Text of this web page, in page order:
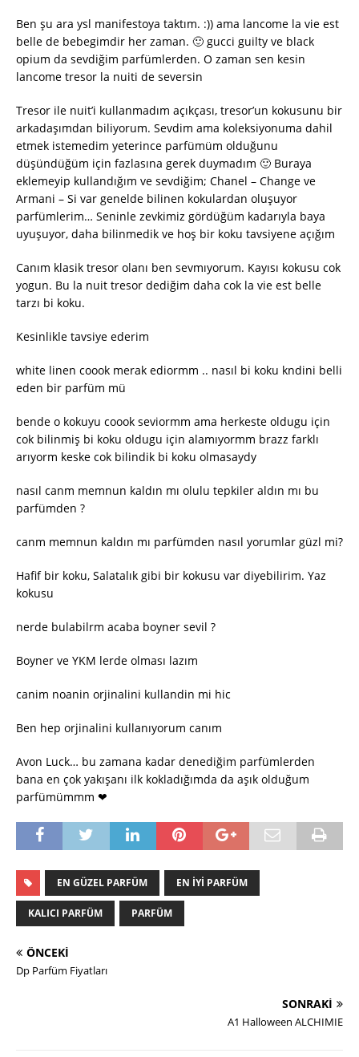
Ben şu ara ysl manifestoya taktım. :)) ama lancome la vie est
belle de bebegimdir her zaman. 🙂 gucci guilty ve black
opium da sevdiğim parfümlerden. O zaman sen kesin
lancome tresor la nuiti de seversin
Tresor ile nuit’i kullanmadım açıkçası, tresor’un kokusunu bir
arkadaşımdan biliyorum. Sevdim ama koleksiyonuma dahil
etmek istemedim yeterince parfümüm olduğunu
düşündüğüm için fazlasına gerek duymadım 🙂 Buraya
eklemeyip kullandığım ve sevdiğim; Chanel – Change ve
Armani – Si var genelde bilinen kokulardan oluşuyor
parfümlerim… Seninle zevkimiz gördüğüm kadarıyla baya
uyuşuyor, daha bilinmedik ve hoş bir koku tavsiyene açığım
Canım klasik tresor olanı ben sevmıyorum. Kayısı kokusu cok
yogun. Bu la nuit tresor dediğim daha cok la vie est belle
tarzı bi koku.
Kesinlikle tavsiye ederim
white linen coook merak ediormm .. nasıl bi koku kndini belli
eden bir parfüm mü
bende o kokuyu coook seviormm ama herkeste oldugu için
cok bilinmiş bi koku oldugu için alamıyormm brazz farklı
arıyorm keske cok bilindik bi koku olmasaydy
nasıl canm memnun kaldın mı olulu tepkiler aldın mı bu
parfümden ?
canm memnun kaldın mı parfümden nasıl yorumlar güzl mi?
Hafif bir koku, Salatalık gibi bir kokusu var diyebilirim. Yaz
kokusu
nerde bulabilrm acaba boyner sevil ?
Boyner ve YKM lerde olması lazım
canim noanin orjinalini kullandin mi hic
Ben hep orjinalini kullanıyorum canım
Avon Luck… bu zamana kadar denediğim parfümlerden
bana en çok yakışanı ilk kokladığımda da aşık olduğum
parfümümmm ❤
EN GÜZEL PARFÜM EN IYI PARFÜM
KALICI PARFÜM PARFÜM
ÖNCEKI
Dp Parfüm Fiyatları
SONRAKI
A1 Halloween ALCHIMIE